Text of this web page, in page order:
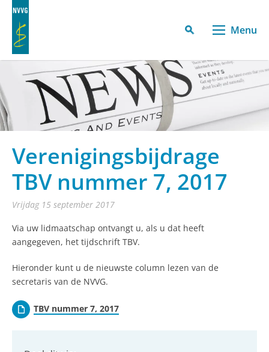
Menu
Verenigingsbijdrage
TBV nummer 7, 2017
vrijdag 15 september 2017
Via uw lidmaatschap ontvangt u, als u dat heeft
aangegeven, het tijdschrift TBV.
Hieronder kunt u de nieuwste column lezen van de
secretaris van de NVVG.
TBV nummer 7, 2017